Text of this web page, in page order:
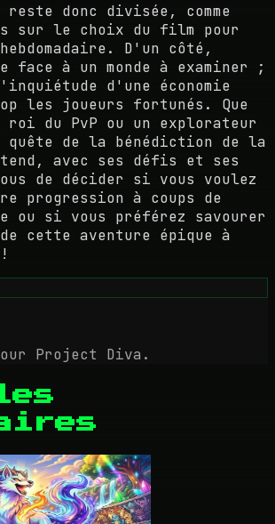
reste donc divisée, comme
sur le choix du film pour
D'un côté,
face à un monde à examiner ;
d'une économie
les joueurs fortunés. Que
roi du PvP ou un explorateur
de la bénédiction de la
avec ses défis et ses
de décider si vous voulez
progression à coups de
ou si vous préférez savourer
cette aventure épique à
Project Diva.